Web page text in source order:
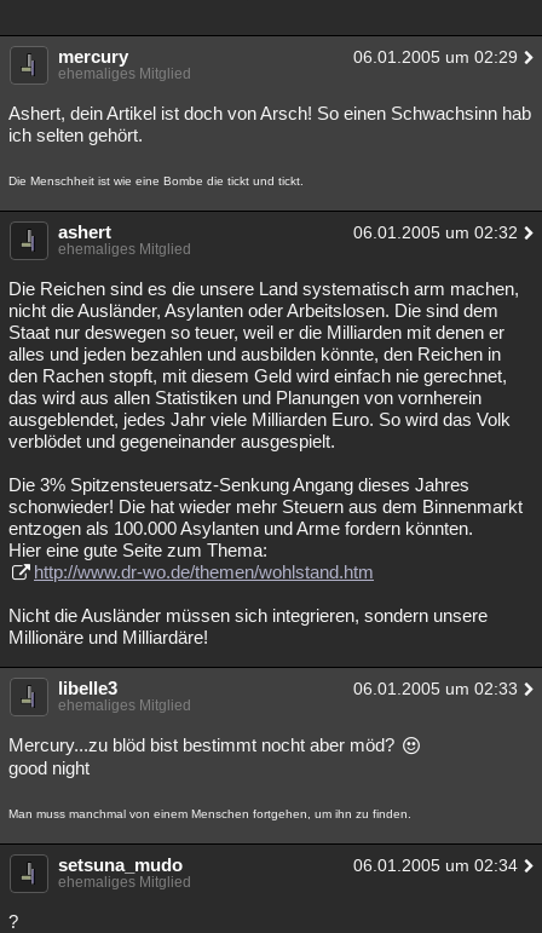
mercury 06.01.2005 um 02:29
ehemaliges Mitglied
Ashert, dein Artikel ist doch von Arsch! So einen Schwachsinn hab
ich selten gehört.
Die Menschheit ist wie eine Bombe die tickt und tickt.
ashert 06.01.2005 um 02:32
ehemaliges Mitglied
Die Reichen sind es die unsere Land systematisch arm machen,
nicht die Ausländer, Asylanten oder Arbeitslosen. Die sind dem
Staat nur deswegen so teuer, weil er die Milliarden mit denen er
alles und jeden bezahlen und ausbilden könnte, den Reichen in
den Rachen stopft, mit diesem Geld wird einfach nie gerechnet,
das wird aus allen Statistiken und Planungen von vornherein
ausgeblendet, jedes Jahr viele Milliarden Euro. So wird das Volk
verblödet und gegeneinander ausgespielt.
Die 3% Spitzensteuersatz-Senkung Angang dieses Jahres
schonwieder! Die hat wieder mehr Steuern aus dem Binnenmarkt
entzogen als 100.000 Asylanten und Arme fordern könnten.
Hier eine gute Seite zum Thema:
http://www.dr-wo.de/themen/wohlstand.htm
Nicht die Ausländer müssen sich integrieren, sondern unsere
Millionäre und Milliardäre!
libelle3 06.01.2005 um 02:33
ehemaliges Mitglied
Mercury...zu blöd bist bestimmt nocht aber möd?
good night
Man muss manchmal von einem Menschen fortgehen, um ihn zu finden.
setsuna_mudo 06.01.2005 um 02:34
ehemaliges Mitglied
?